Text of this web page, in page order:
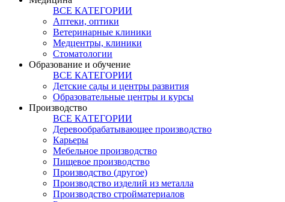
ВСЕ КАТЕГОРИИ
Аптеки, оптики
Ветеринарные клиники
Медцентры, клиники
Стоматологии
Образование и обучение
ВСЕ КАТЕГОРИИ
Детские сады и центры развития
Образовательные центры и курсы
Производство
ВСЕ КАТЕГОРИИ
Деревообрабатывающее производство
Карьеры
Мебельное производство
Пищевое производство
Производство (другое)
Производство изделий из металла
Производство стройматериалов